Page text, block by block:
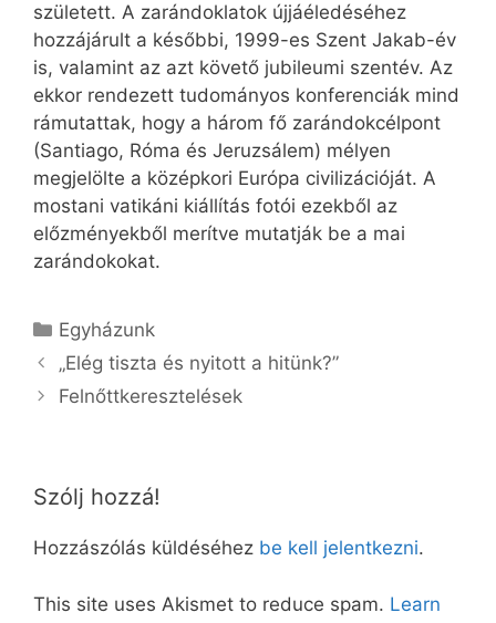
született. A zarándoklatok újjáéledéséhez
hozzájárult a későbbi, 1999-es Szent Jakab-év
is, valamint az azt követő jubileumi szentév. Az
ekkor rendezett tudományos konferenciák mind
rámutattak, hogy a három fő zarándokcélpont
(Santiago, Róma és Jeruzsálem) mélyen
megjelölte a középkori Európa civilizációját. A
mostani vatikáni kiállítás fotói ezekből az
előzményekből merítve mutatják be a mai
zarándokokat.
Kategória
Egyházunk
„Elég tiszta és nyitott a hitünk?”
Felnőttkeresztelések
Szólj hozzá!
Hozzászólás küldéséhez be kell jelentkezni.
This site uses Akismet to reduce spam. Learn